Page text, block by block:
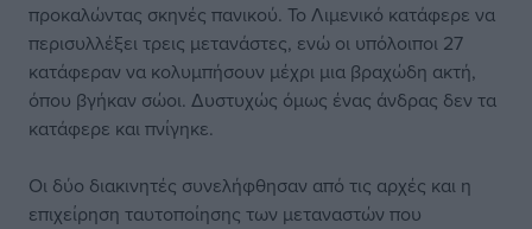
προκαλώντας σκηνές πανικού. Το Λιμενικό κατάφερε να
περισυλλέξει τρεις μετανάστες, ενώ οι υπόλοιποι 27
κατάφεραν να κολυμπήσουν μέχρι μια βραχώδη ακτή,
όπου βγήκαν σώοι. Δυστυχώς όμως ένας άνδρας δεν τα
κατάφερε και πνίγηκε.
Οι δύο διακινητές συνελήφθησαν από τις αρχές και η
επιχείρηση ταυτοποίησης των μεταναστών που